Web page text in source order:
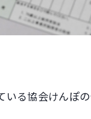
る協会けんぽ